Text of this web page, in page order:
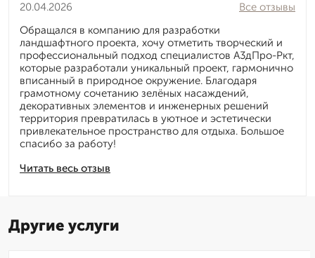
20.04.2026
Читать весь отзыв
Все отзывы
Обращался в компанию для разработки
ландшафтного проекта, хочу отметить творческий и
профессиональный подход специалистов А3дПро-Ркт,
которые разработали уникальный проект, гармонично
вписанный в природное окружение. Благодаря
грамотному сочетанию зелёных насаждений,
декоративных элементов и инженерных решений
территория превратилась в уютное и эстетически
привлекательное пространство для отдыха. Большое
спасибо за работу!
Другие услуги